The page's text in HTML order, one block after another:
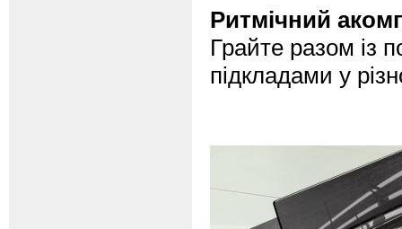
Ритмічний
Грайте разом із
підкладами у